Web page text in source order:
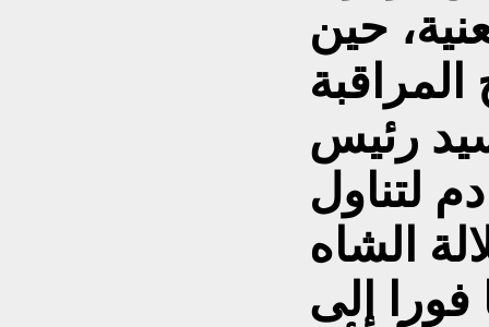
حين
رئيس
لتناول
فورا إلى